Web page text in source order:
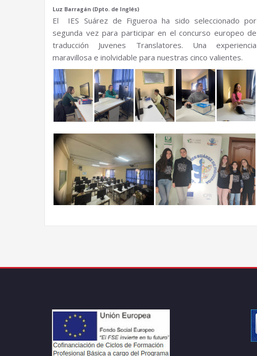
Luz Barragán (Dpto. de Inglés)
El IES Suárez de Figueroa ha sido seleccionado por
segunda vez para participar en el concurso europeo de
traducción Juvenes Translatores. Una experiencia
maravillosa e inolvidable para nuestras cinco valientes.